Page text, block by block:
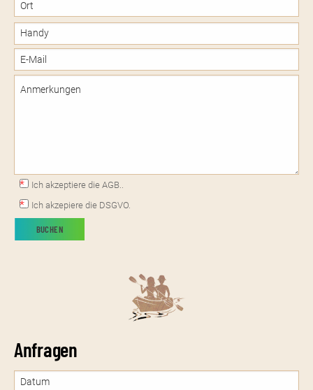
Ich akzeptiere die AGB..
Ich akzepiere die DSGVO.
Anfragen
Datum: